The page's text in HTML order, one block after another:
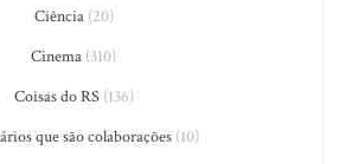
Ciência(20)
Cinema (310)
Coisas do RS(136)
que são colaborações (10)